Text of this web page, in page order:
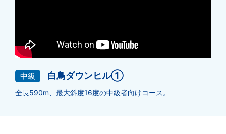
中級 白鳥ダウンヒル①
全長590m、最大斜度16度の中級者向けコース。